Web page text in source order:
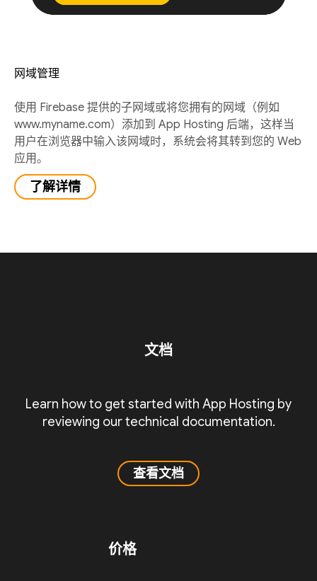
网域管理
使用 Firebase 提供的子网域或将您拥有的网域（例如
www.myname.com）添加到 App Hosting 后端，这样当
用户在浏览器中输入该网域时，系统会将其转到您的 Web
应用。
了解详情
文档
Learn how to get started with App Hosting by
reviewing our technical documentation.
查看文档
价格